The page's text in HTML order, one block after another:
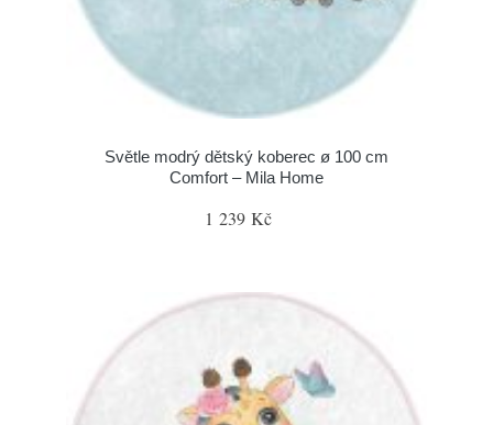
Světle modrý dětský koberec ø 100 cm
Comfort – Mila Home
1 239 Kč